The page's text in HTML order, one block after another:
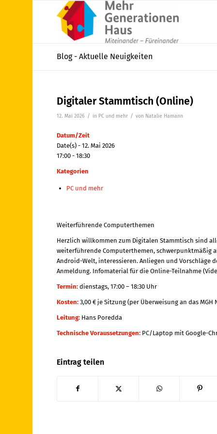
Blog - Aktuelle Neuigkeiten
Digitaler Stammtisch (Online)
12. Mai 2026 / in PC und mehr / von Natalie Hamann
Datum/Zeit
Date(s) - 12. Mai 2026
17:00 - 18:30
Kategorien
PC und mehr
Weiterführende Computerthemen
Herzlich willkommen zum Digitalen Stammtisch sind
weiterführende Computerthemen, schwerpunktmäßig
Android-Welt, interessieren. Anliegen und Vorschläge
Anmeldung. Infomaterial für die Online-Teilnahme
Termin: dienstags, 17:00 – 18:30 Uhr
Kosten: 3,00 € je Sitzung (per Überweisung an das MGH
Leitung: Hans Poredda
Technische Voraussetzungen: PC/Laptop mit Google-
Eintrag teilen